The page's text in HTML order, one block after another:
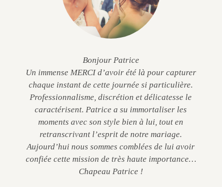
Bonjour Patrice
Un immense MERCI d’avoir été là pour capturer
chaque instant de cette journée si particulière.
Professionnalisme, discrétion et délicatesse le
caractérisent. Patrice a su immortaliser les
moments avec son style bien à lui, tout en
retranscrivant l’esprit de notre mariage.
Aujourd’hui nous sommes comblées de lui avoir
confiée cette mission de très haute importance…
Chapeau Patrice !